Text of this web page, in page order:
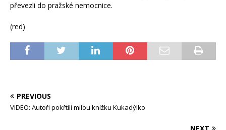
převezli do pražské nemocnice.
(red)
PREVIOUS
VIDEO: Autoři pokřtili milou knížku Kukadýlko